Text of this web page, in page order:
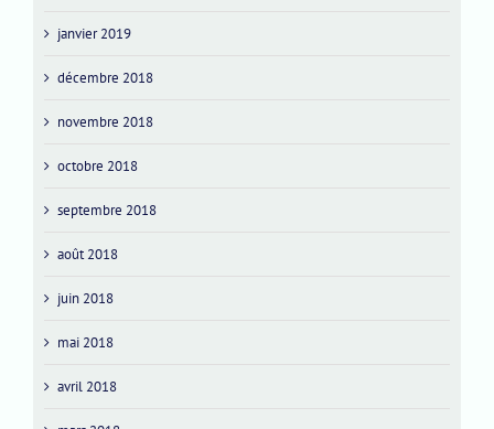
janvier 2019
décembre 2018
novembre 2018
octobre 2018
septembre 2018
août 2018
juin 2018
mai 2018
avril 2018